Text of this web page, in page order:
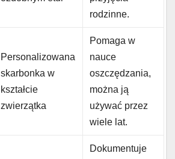
rodzinne.
Personalizowana
skarbonka w
kształcie
zwierzątka
Pomaga w
nauce
oszczędzania,
można ją
używać przez
wiele lat.
Dokumentuje